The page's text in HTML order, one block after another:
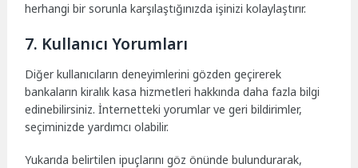
herhangi bir sorunla karşılaştığınızda işinizi kolaylaştırır.
7. Kullanıcı Yorumları
Diğer kullanıcıların deneyimlerini gözden geçirerek
bankaların kiralık kasa hizmetleri hakkında daha fazla bilgi
edinebilirsiniz. İnternetteki yorumlar ve geri bildirimler,
seçiminizde yardımcı olabilir.
Yukarıda belirtilen ipuçlarını göz önünde bulundurarak,